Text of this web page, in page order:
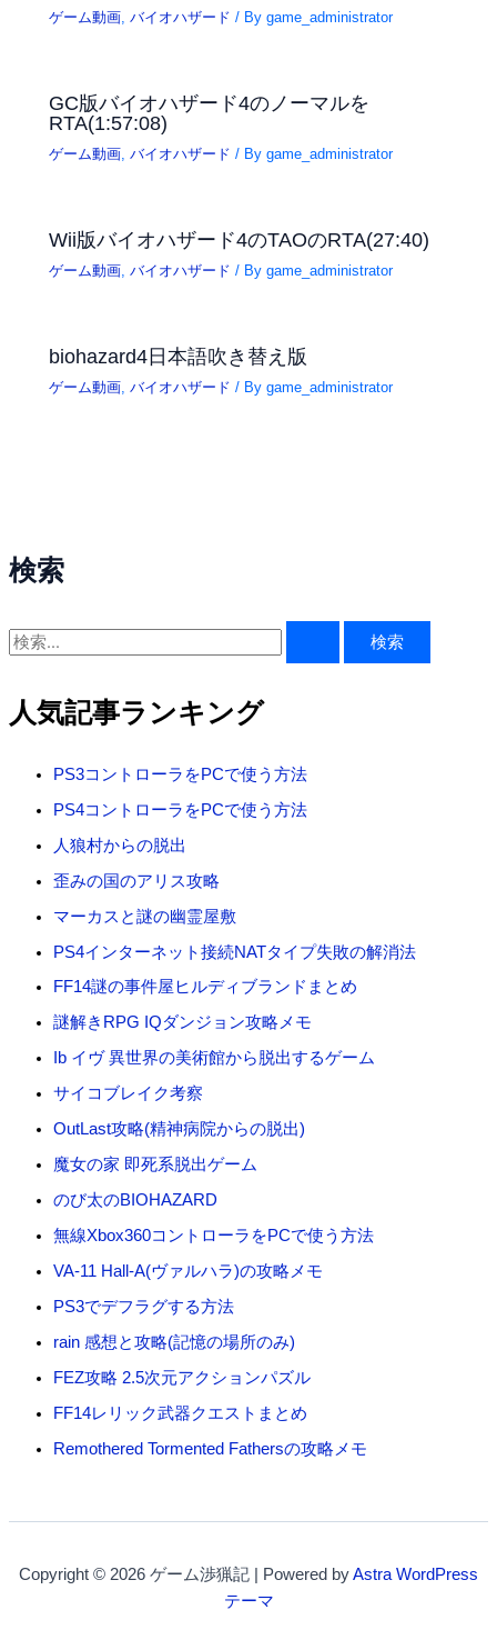
検索
検
対
象
人気記事ランキング
PS3コントローラをPCで使う方法
PS4コントローラをPCで使う方法
人狼村からの脱出
歪みの国のアリス攻略
マーカスと謎の幽霊屋敷
PS4インターネット接続NATタイプ失敗の解消法
FF14謎の事件屋ヒルディブランドまとめ
謎解きRPG IQダンジョン攻略メモ
Ib イヴ 異世界の美術館から脱出するゲーム
サイコブレイク考察
OutLast攻略(精神病院からの脱出)
魔女の家 即死系脱出ゲーム
のび太のBIOHAZARD
無線Xbox360コントローラをPCで使う方法
VA-11 Hall-A(ヴァルハラ)の攻略メモ
PS3でデフラグする方法
rain 感想と攻略(記憶の場所のみ)
FEZ攻略 2.5次元アクションパズル
FF14レリック武器クエストまとめ
Remothered Tormented Fathersの攻略メモ
ゲーム動画,バイオハザード / Bygame_administrator
GC版バイオハザード4のノーマルを
RTA(1:57:08)
ゲーム動画,バイオハザード / Bygame_administrator
Wii版バイオハザード4のTAOのRTA(27:40)
ゲーム動画,バイオハザード / Bygame_administrator
biohazard4日本語吹き替え版
ゲーム動画,バイオハザード / Bygame_administrator
Copyright © 2026 ゲーム渉猟記 | Powered byAstra WordPress
テーマ